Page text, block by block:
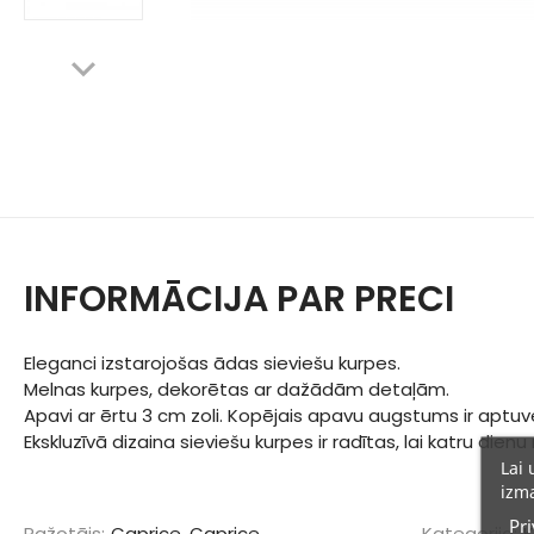
INFORMĀCIJA PAR PRECI
Eleganci izstarojošas ādas sieviešu kurpes.
Melnas kurpes, dekorētas ar dažādām detaļām.
Apavi ar ērtu 3 cm zoli. Kopējais apavu augstums ir
Ekskluzīvā dizaina sieviešu kurpes ir radītas, lai katru
Lai